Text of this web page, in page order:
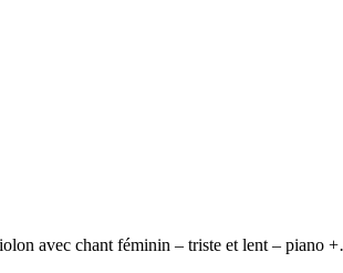
avec chant féminin – triste et lent – piano